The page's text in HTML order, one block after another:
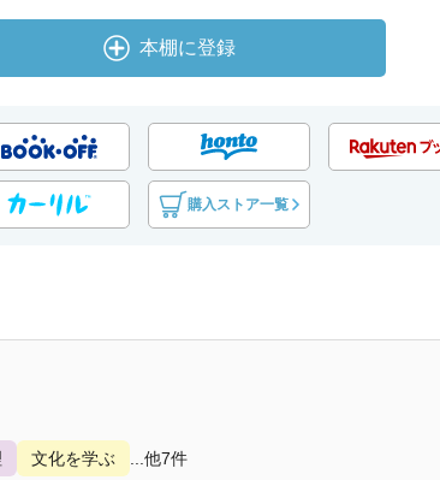
本棚に登録
購入ストア一覧
文化を学ぶ ...他7件